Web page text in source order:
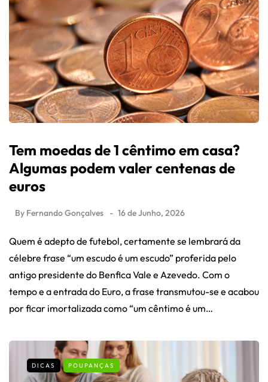
Tem moedas de 1 cêntimo em casa?
Algumas podem valer centenas de
euros
By Fernando Gonçalves 16 de Junho, 2026
Quem é adepto de futebol, certamente se lembrará da
célebre frase “um escudo é um escudo” proferida pelo
antigo presidente do Benfica Vale e Azevedo. Com o
tempo e a entrada do Euro, a frase transmutou-se e acabou
por ficar imortalizada como “um cêntimo é um…
DICAS POUPANÇAS